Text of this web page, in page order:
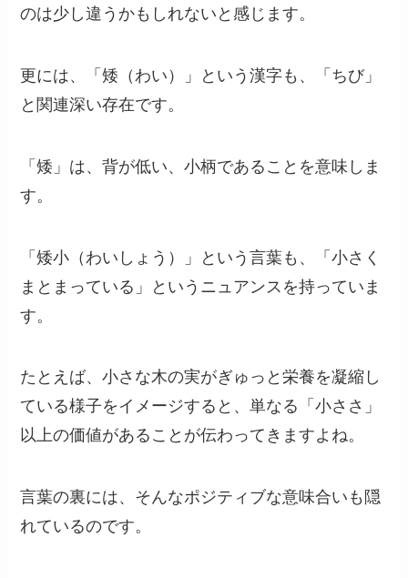
のは少し違うかもしれないと感じます。
更には、「矮（わい）」という漢字も、「ちび」
と関連深い存在です。
「矮」は、背が低い、小柄であることを意味しま
す。
「矮小（わいしょう）」という言葉も、「小さく
まとまっている」というニュアンスを持っていま
す。
たとえば、小さな木の実がぎゅっと栄養を凝縮し
ている様子をイメージすると、単なる「小ささ」
以上の価値があることが伝わってきますよね。
言葉の裏には、そんなポジティブな意味合いも隠
れているのです。